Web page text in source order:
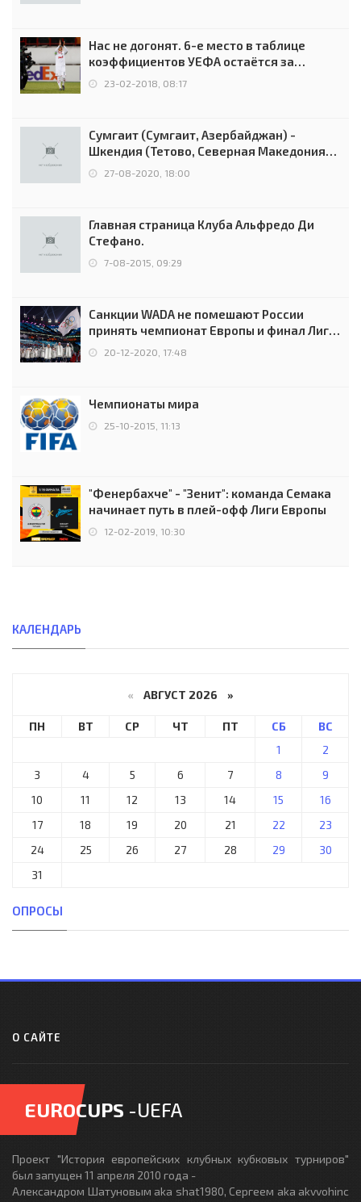
Нас не догонят. 6-е место в таблице
коэффициентов УЕФА остаётся за
Россией
23-02-2018, 08:17
Сумгаит (Сумгаит, Азербайджан) -
Шкендия (Тетово, Северная Македония) -
0:2 (0:0)
27-08-2020, 18:00
Главная страница Клуба Альфредо Ди
Стефано.
7-08-2015, 09:29
Санкции WADA не помешают России
принять чемпионат Европы и финал Лиги
чемпионов.
20-12-2020, 17:48
Чемпионаты мира
25-10-2015, 11:13
"Фенербахче" - "Зенит": команда Семака
начинает путь в плей-офф Лиги Европы
12-02-2019, 10:30
КАЛЕНДАРЬ
« АВГУСТ 2026 »
ПН ВТ СР ЧТ ПТ СБ
ВС
1
2
3
4 5 6 7 8
9
10
11 12 13 14 15
16
17
18 19 20 21 22
23
24
25 26 27 28 29
30
31
ОПРОСЫ
О САЙТЕ
EUROCUPS -UEFA
Проект "История европейских клубных кубковых турниров"
был запущен 11 апреля 2010 года -
Александром Шатуновым aka shat1980, Сергеем aka akvvohinc